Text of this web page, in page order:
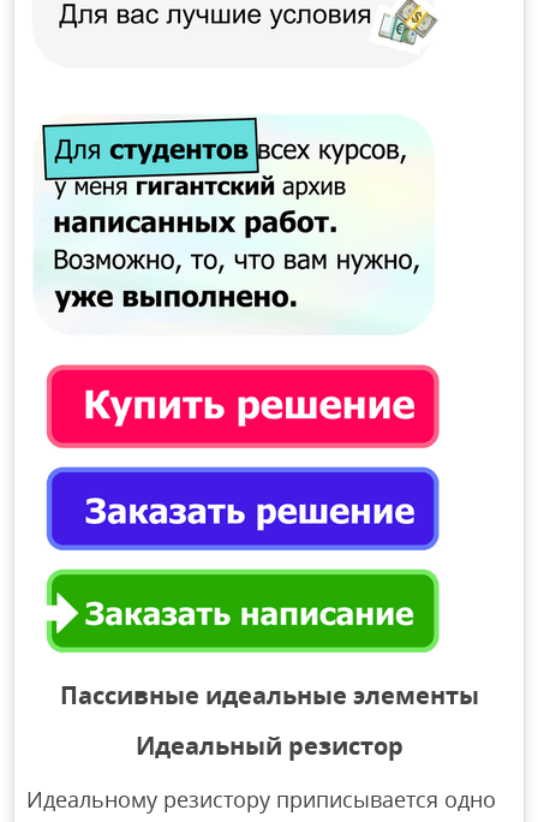
Пассивные идеальные элементы
Идеальный резистор
Идеальному резистору приписывается одно